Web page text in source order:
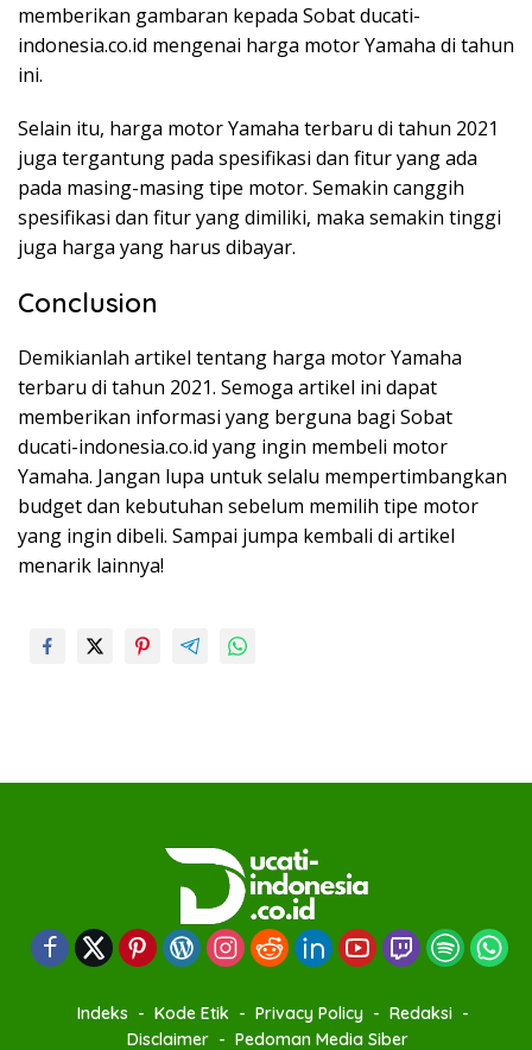
memberikan gambaran kepada Sobat ducati-
indonesia.co.id mengenai harga motor Yamaha di tahun
ini.
Selain itu, harga motor Yamaha terbaru di tahun 2021
juga tergantung pada spesifikasi dan fitur yang ada
pada masing-masing tipe motor. Semakin canggih
spesifikasi dan fitur yang dimiliki, maka semakin tinggi
juga harga yang harus dibayar.
Conclusion
Demikianlah artikel tentang harga motor Yamaha
terbaru di tahun 2021. Semoga artikel ini dapat
memberikan informasi yang berguna bagi Sobat
ducati-indonesia.co.id yang ingin membeli motor
Yamaha. Jangan lupa untuk selalu mempertimbangkan
budget dan kebutuhan sebelum memilih tipe motor
yang ingin dibeli. Sampai jumpa kembali di artikel
menarik lainnya!
Indeks Kode Etik Privacy Policy
Redaksi
Disclaimer
Pedoman Media Siber